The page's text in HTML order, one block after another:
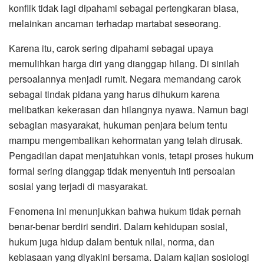
konflik tidak lagi dipahami sebagai pertengkaran biasa,
melainkan ancaman terhadap martabat seseorang.
Karena itu, carok sering dipahami sebagai upaya
memulihkan harga diri yang dianggap hilang. Di sinilah
persoalannya menjadi rumit. Negara memandang carok
sebagai tindak pidana yang harus dihukum karena
melibatkan kekerasan dan hilangnya nyawa. Namun bagi
sebagian masyarakat, hukuman penjara belum tentu
mampu mengembalikan kehormatan yang telah dirusak.
Pengadilan dapat menjatuhkan vonis, tetapi proses hukum
formal sering dianggap tidak menyentuh inti persoalan
sosial yang terjadi di masyarakat.
Fenomena ini menunjukkan bahwa hukum tidak pernah
benar-benar berdiri sendiri. Dalam kehidupan sosial,
hukum juga hidup dalam bentuk nilai, norma, dan
kebiasaan yang diyakini bersama. Dalam kajian sosiologi